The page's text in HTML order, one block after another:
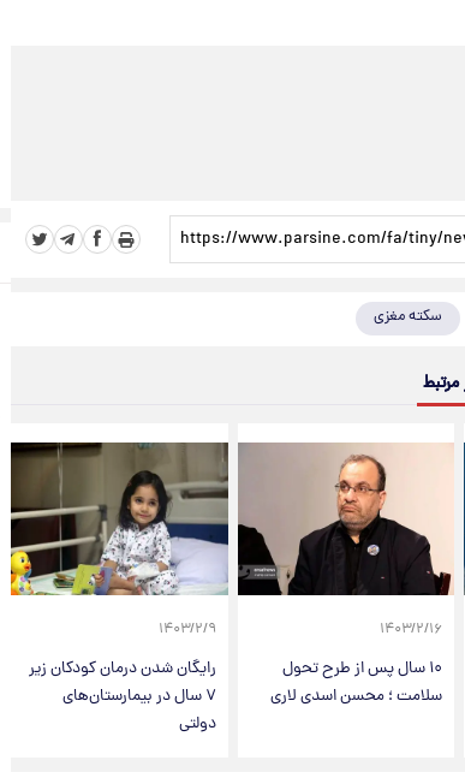
سکته مغزی
مرتبط
۱۴۰۳/۲/۱۶
۱۰ سال پس از طرح تحول
سلامت ؛ محسن اسدی لاری
۱۴۰۳/۲/۹
رایگان شدن درمان کودکان زیر
۷ سال در بیمارستان‌های
دولتی